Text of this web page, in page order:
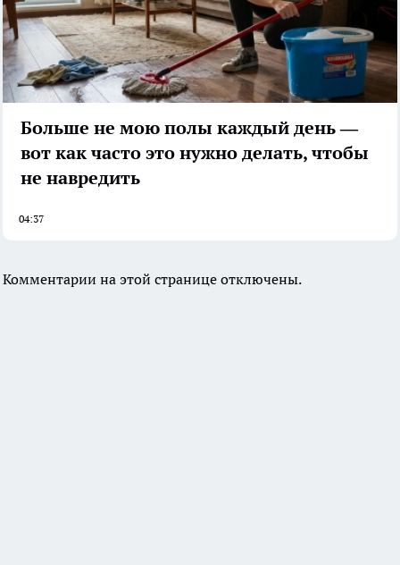
Больше не мою полы каждый день —
вот как часто это нужно делать, чтобы
не навредить
04:37
Комментарии на этой странице отключены.